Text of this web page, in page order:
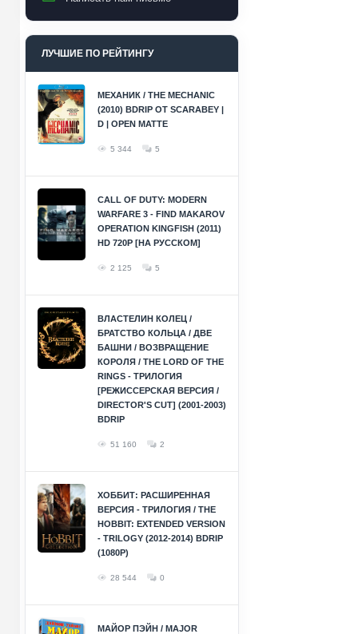
ЛУЧШИЕ ПО РЕЙТИНГУ
МЕХАНИК / THE MECHANIC
(2010) BDRIP ОТ SCARABEY |
D | OPEN MATTE
5 344 5
CALL OF DUTY: MODERN
WARFARE 3 - FIND MAKAROV
OPERATION KINGFISH (2011)
HD 720P [НА РУССКОМ]
2 125 5
ВЛАСТЕЛИН КОЛЕЦ /
БРАТСТВО КОЛЬЦА / ДВЕ
БАШНИ / ВОЗВРАЩЕНИЕ
КОРОЛЯ / THE LORD OF THE
RINGS - ТРИЛОГИЯ
[РЕЖИССЕРСКАЯ ВЕРСИЯ /
DIRECTOR'S CUT] (2001-2003)
BDRIP
51 160 2
ХОББИТ: РАСШИРЕННАЯ
ВЕРСИЯ - ТРИЛОГИЯ / THE
HOBBIT: EXTENDED VERSION
- TRILOGY (2012-2014) BDRIP
(1080P)
28 544 0
МАЙОР ПЭЙН / MAJOR